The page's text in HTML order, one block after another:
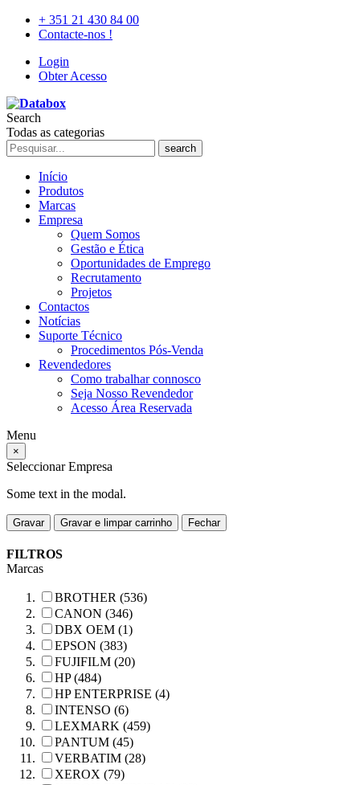
+ 351 21 430 84 00
Contacte-nos !
Login
Obter Acesso
Search
Todas as categorias
search
Início
Produtos
Marcas
Empresa
Quem Somos
Gestão e Ética
Oportunidades de Emprego
Recrutamento
Projetos
Contactos
Notícias
Suporte Técnico
Procedimentos Pós-Venda
Revendedores
Como trabalhar connosco
Seja Nosso Revendedor
Acesso Área Reservada
Menu
×
Seleccionar Empresa
Some text in the modal.
Gravar Gravar e limpar carrinho Fechar
FILTROS
Marcas
BROTHER (536)
CANON (346)
DBX OEM (1)
EPSON (383)
FUJIFILM (20)
HP (484)
HP ENTERPRISE (4)
INTENSO (6)
LEXMARK (459)
PANTUM (45)
VERBATIM (28)
XEROX (79)